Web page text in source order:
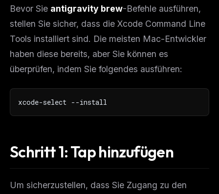
Bevor Sie antigravity brew-Befehle ausführen,
stellen Sie sicher, dass die Xcode Command Line
Tools installiert sind. Die meisten Mac-Entwickler
haben diese bereits, aber Sie können es
überprüfen, indem Sie folgendes ausführen:
xcode-select --install
Schritt 1: Tap hinzufügen
Um sicherzustellen, dass Sie Zugang zu den